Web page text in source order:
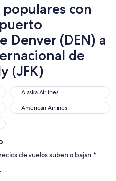
con
Denver (DEN) a
de
(JFK)
Alaska Airlines
Alaska Airlines
American Airlines
American Airlines
de vuelos suben o bajan.*